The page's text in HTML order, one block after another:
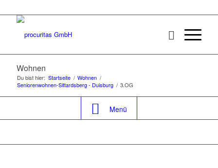
Wohnen
Du bist hier: Startseite / Wohnen /
Seniorenwohnen-Sittardsberg - Duisburg / 3.OG
Menü